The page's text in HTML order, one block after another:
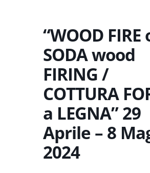
“WOOD FIRE
SODA wood
FIRING /
COTTURA
a LEGNA” 29
Aprile – 8
2024